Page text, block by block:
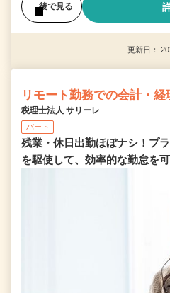
後で見る
更新日：
リモート勤務での会計・経
税理士法人 サリーレ
パート
残業・休日出勤ほぼナシ！プ
を駆使して、効率的な勤怠を可